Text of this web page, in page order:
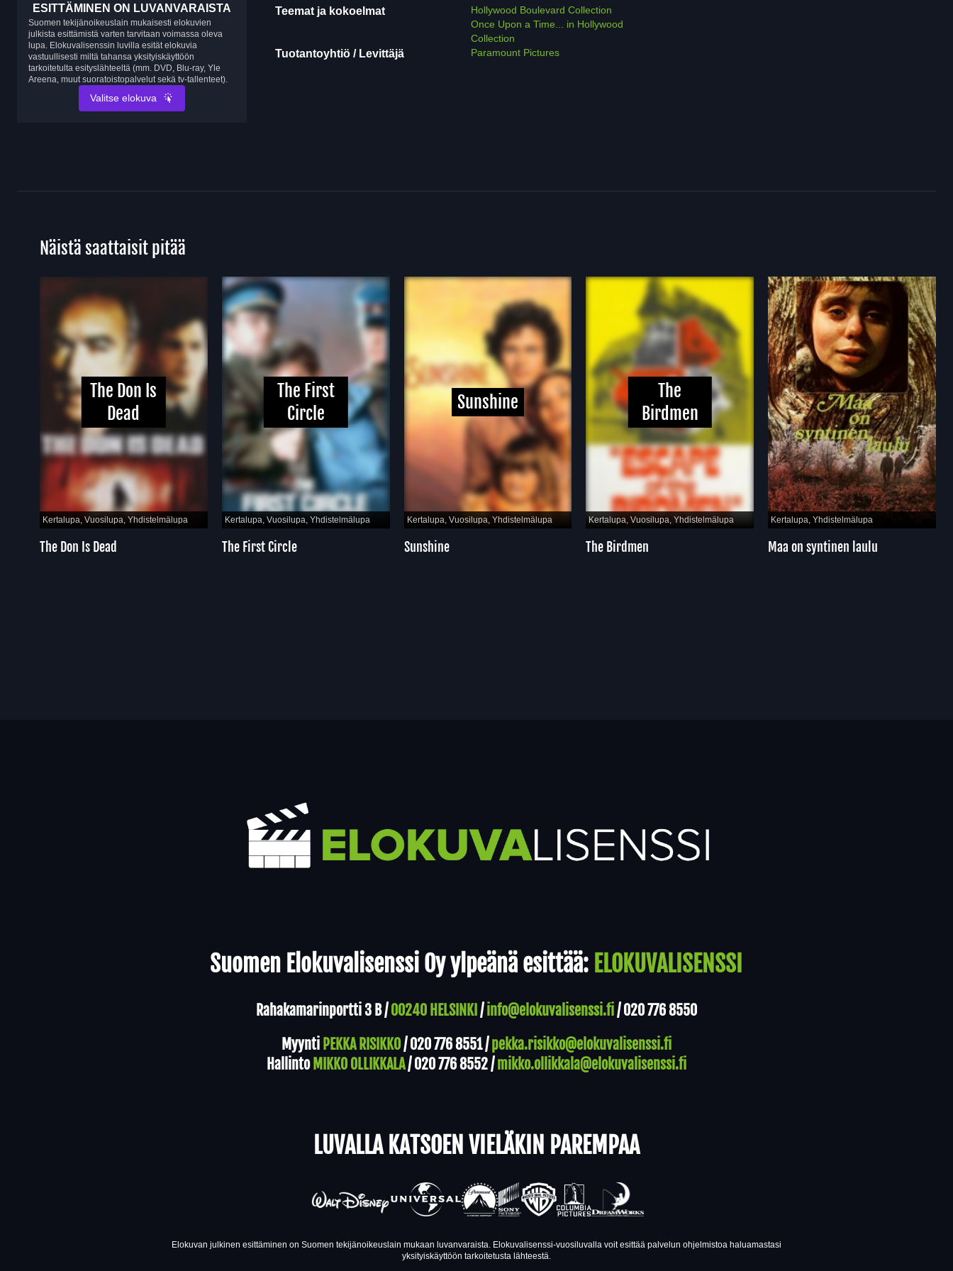
ESITTÄMINEN ON LUVANVARAISTA
Suomen tekijänoikeuslain mukaisesti elokuvien
julkista esittämistä varten tarvitaan voimassa oleva
lupa. Elokuvalisenssin luvilla esität elokuvia
vastuullisesti miltä tahansa yksityiskäyttöön
tarkoitetulta esityslähteeltä (mm. DVD, Blu-ray, Yle
Areena, muut suoratoistopalvelut sekä tv-tallenteet).
Valitse elokuva
Teemat ja kokoelmat
Hollywood Boulevard Collection
Once Upon a Time... in Hollywood
Collection
Tuotantoyhtiö / Levittäjä Paramount Pictures
Näistä saattaisit pitää
The Don Is
Dead
Kertalupa, Vuosilupa, Yhdistelmälupa
The Don Is Dead
The First
Circle
Kertalupa, Vuosilupa, Yhdistelmälupa
The First Circle
Sunshine
Kertalupa, Vuosilupa, Yhdistelmälupa
Sunshine
The
Birdmen
Kertalupa, Vuosilupa, Yhdistelmälupa
The Birdmen
Kertalupa, Yhdistelmälupa
Maa on syntinen laulu
Suomen Elokuvalisenssi Oy ylpeänä esittää: ELOKUVALISENSSI
Rahakamarinportti 3 B /00240 HELSINKI /info@elokuvalisenssi.fi/020 776 8550
Myynti PEKKA RISIKKO/020 776 8551/pekka.risikko@elokuvalisenssi.fi
Hallinto MIKKO OLLIKKALA/020 776 8552/mikko.ollikkala@elokuvalisenssi.fi
LUVALLA KATSOEN VIELÄKIN PAREMPAA
Elokuvan julkinen esittäminen on Suomen tekijänoikeuslain mukaan luvanvaraista. Elokuvalisenssi-vuosiluvalla voit esittää palvelun ohjelmistoa haluamastasi
yksityiskäyttöön tarkoitetusta lähteestä.